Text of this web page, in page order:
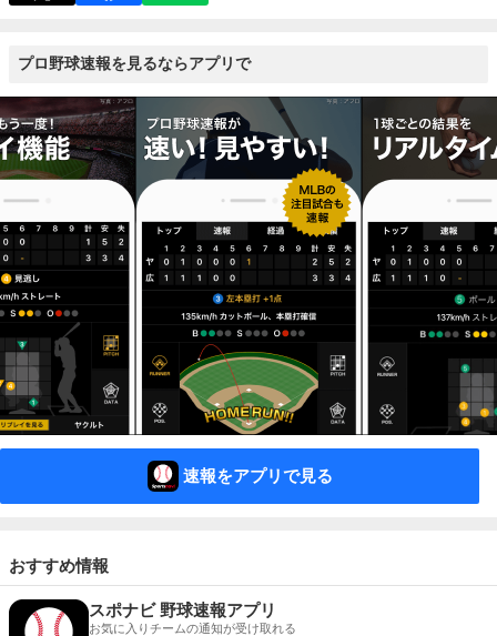
プロ野球速報を見るならアプリで
速報をアプリで見る
おすすめ情報
スポナビ 野球速報アプリ
お気に入りチームの通知が受け取れる